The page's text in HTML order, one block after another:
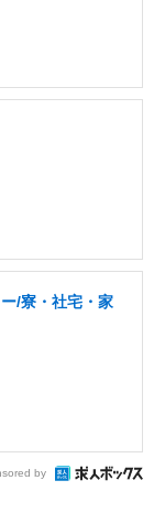
/寮・社宅・家
by